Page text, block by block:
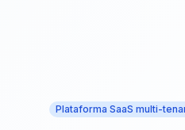
Plataforma SaaS multi-